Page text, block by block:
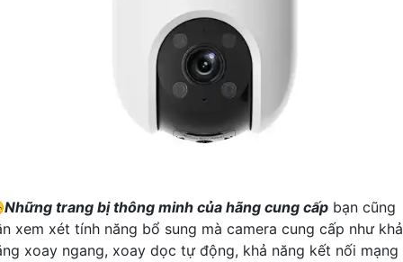
Những trang bị thông minh của hãng cung cấp bạn cũng
xem xét tính năng bổ sung mà camera cung cấp như khả
xoay ngang, xoay dọc tự động, khả năng kết nối mạng